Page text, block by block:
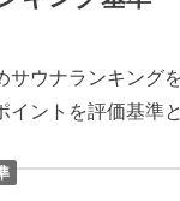
サウナランキング
イントを評価基準